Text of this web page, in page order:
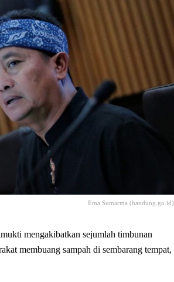
Ema Sumarma (bandung.go.id)
mengakibatkan sejumlah timbunan
membuang sampah di sembarang tempat,